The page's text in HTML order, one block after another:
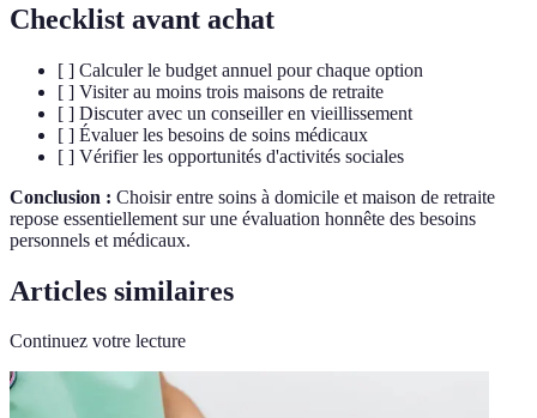
Checklist avant achat
[ ] Calculer le budget annuel pour chaque option
[ ] Visiter au moins trois maisons de retraite
[ ] Discuter avec un conseiller en vieillissement
[ ] Évaluer les besoins de soins médicaux
[ ] Vérifier les opportunités d'activités sociales
Conclusion : Choisir entre soins à domicile et maison de retraite
repose essentiellement sur une évaluation honnête des besoins
personnels et médicaux.
Articles similaires
Continuez votre lecture